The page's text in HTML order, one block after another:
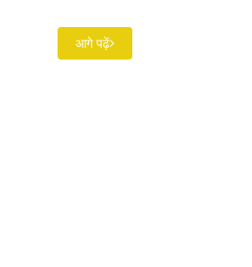
आगे पढ़ें